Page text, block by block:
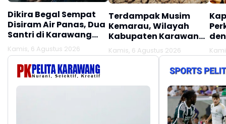
Dikira Begal Sempat
Disiram Air Panas, Dua
Santri di Karawang
Terluka Akibat Aksi
Oknum Linmas
Kamis, 6 Agustus 2026
Terdampak Musim
Kemarau, Wilayah
Kabupaten Karawang
Kekeringan Makin
Meluas
Kamis, 6 Agustus 2026